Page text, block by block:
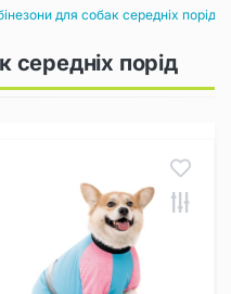
для собак середніх порід
середніх порід